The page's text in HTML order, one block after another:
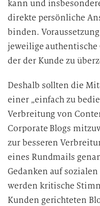
kann und
direkte persönliche
binden.
jeweilige authentische
der der Kunde zu
Deshalb sollten die
einer „einfach zu
Verbreitung von
Corporate Blogs
zur besseren
eines Rundmails
Gedanken auf
werden kritische
Kunden gerichteten